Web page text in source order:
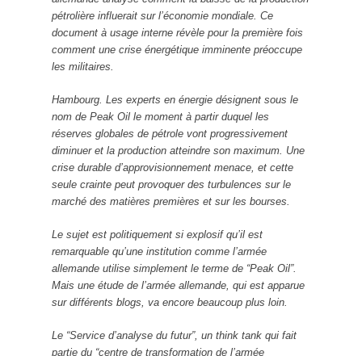
pétrolière influerait sur l’économie mondiale. Ce
document à usage interne révèle pour la première fois
comment une crise énergétique imminente préoccupe
les militaires.
Hambourg. Les experts en énergie désignent sous le
nom de Peak Oil le moment à partir duquel les
réserves globales de pétrole vont progressivement
diminuer et la production atteindre son maximum. Une
crise durable d’approvisionnement menace, et cette
seule crainte peut provoquer des turbulences sur le
marché des matières premières et sur les bourses.
Le sujet est politiquement si explosif qu’il est
remarquable qu’une institution comme l’armée
allemande utilise simplement le terme de “Peak Oil”.
Mais une étude de l’armée allemande, qui est apparue
sur différents blogs, va encore beaucoup plus loin.
Le “Service d’analyse du futur”, un think tank qui fait
partie du “centre de transformation de l’armée